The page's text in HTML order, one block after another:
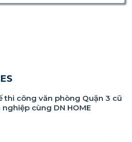
thi công văn phòng Quận 3 cũ
cùng DN HOME